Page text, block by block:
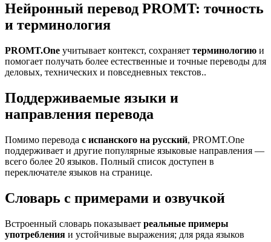
Нейронный перевод PROMT: точность
и терминология
PROMT.One учитывает контекст, сохраняет терминологию и
помогает получать более естественные и точные переводы для
деловых, технических и повседневных текстов..
Поддерживаемые языки и
направления перевода
Помимо перевода с испанского на русский, PROMT.One
поддерживает и другие популярные языковые направления —
всего более 20 языков. Полный список доступен в
переключателе языков на странице.
Словарь с примерами и озвучкой
Встроенный словарь показывает реальные примеры
употребления и устойчивые выражения; для ряда языков